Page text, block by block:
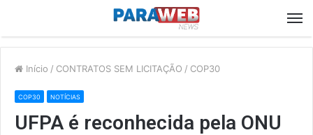
Início / CONTRATOS SEM LICITAÇÃO / COP30
COP30 NOTÍCIAS
UFPA é reconhecida pela ONU